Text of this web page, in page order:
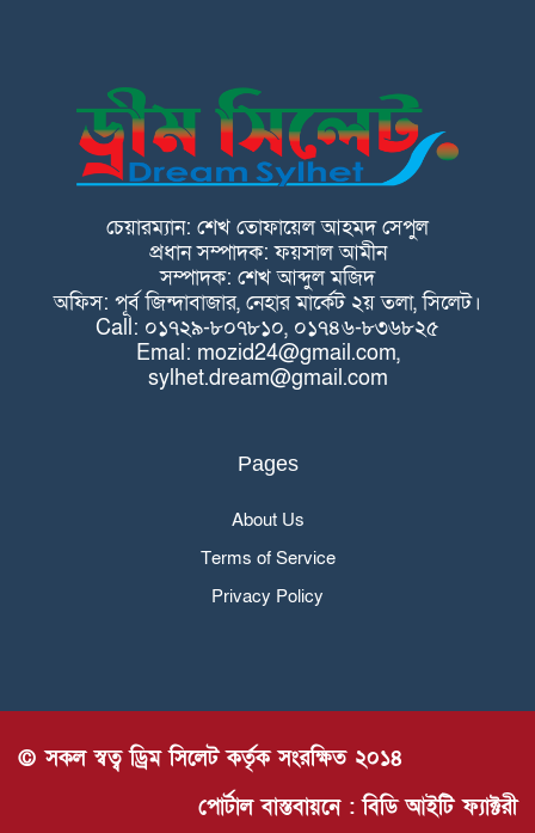
চেয়ারম্যান: শেখ তোফায়েল আহমদ সেপুল
প্রধান সম্পাদক: ফয়সাল আমীন
সম্পাদক: শেখ আব্দুল মজিদ
অফিস: পূর্ব জিন্দাবাজার, নেহার মার্কেট ২য় তলা, সিলেট।
Call: ০১৭২৯-৮০৭৮১০, ০১৭৪৬-৮৩৬৮২৫
Emal: mozid24@gmail.com,
sylhet.dream@gmail.com
Pages
About Us
Terms of Service
Privacy Policy
© সকল স্বত্ব ড্রিম সিলেট কর্তৃক সংরক্ষিত ২০১৪
পোর্টাল বাস্তবায়নে : বিডি আইটি ফ্যাক্টরী